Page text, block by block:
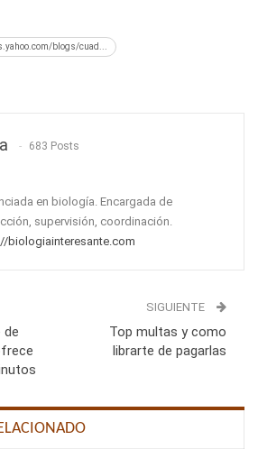
blogs/cuad...
683 Posts
en biología. Encargada de
supervisión, coordinación.
biologiainteresante.com
de
SIGUIENTE
Top multas y como
librarte de pagarlas